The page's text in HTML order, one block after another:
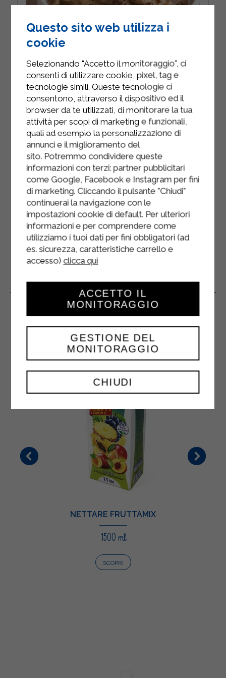
MANZO ALLO
STROGANOFF
SECONDI
Affettare molto finemente la cipolla poi
pulire bene i funghi e tagliarli a fette,
infine tagliare a listarelle, lunghe circa 5
cm, la polpa di manzo. ...
Prodotti Correlati
NETTARE FRUTTAMIX
1500 ml
SCOPRI
Questo sito web utilizza i
cookie
Selezionando "Accetto il monitoraggio", ci
consenti di utilizzare cookie, pixel, tag e
tecnologie simili. Queste tecnologie ci
consentono, attraverso il dispositivo ed il
browser da te utilizzati, di monitorare la tua
attività per scopi di marketing e funzionali,
quali ad esempio la personalizzazione di
annunci e il miglioramento del
sito. Potremmo condividere queste
informazioni con terzi: partner pubblicitari
come Google, Facebook e Instagram per fini
di marketing. Cliccando il pulsante "Chiudi"
continuerai la navigazione con le
impostazioni cookie di default. Per ulteriori
informazioni e per comprendere come
utilizziamo i tuoi dati per fini obbligatori (ad
es. sicurezza, caratteristiche carrello e
accesso) clicca qui
CHIUDI
GESTIONE DEL
MONITORAGGIO
ACCETTO IL
MONITORAGGIO